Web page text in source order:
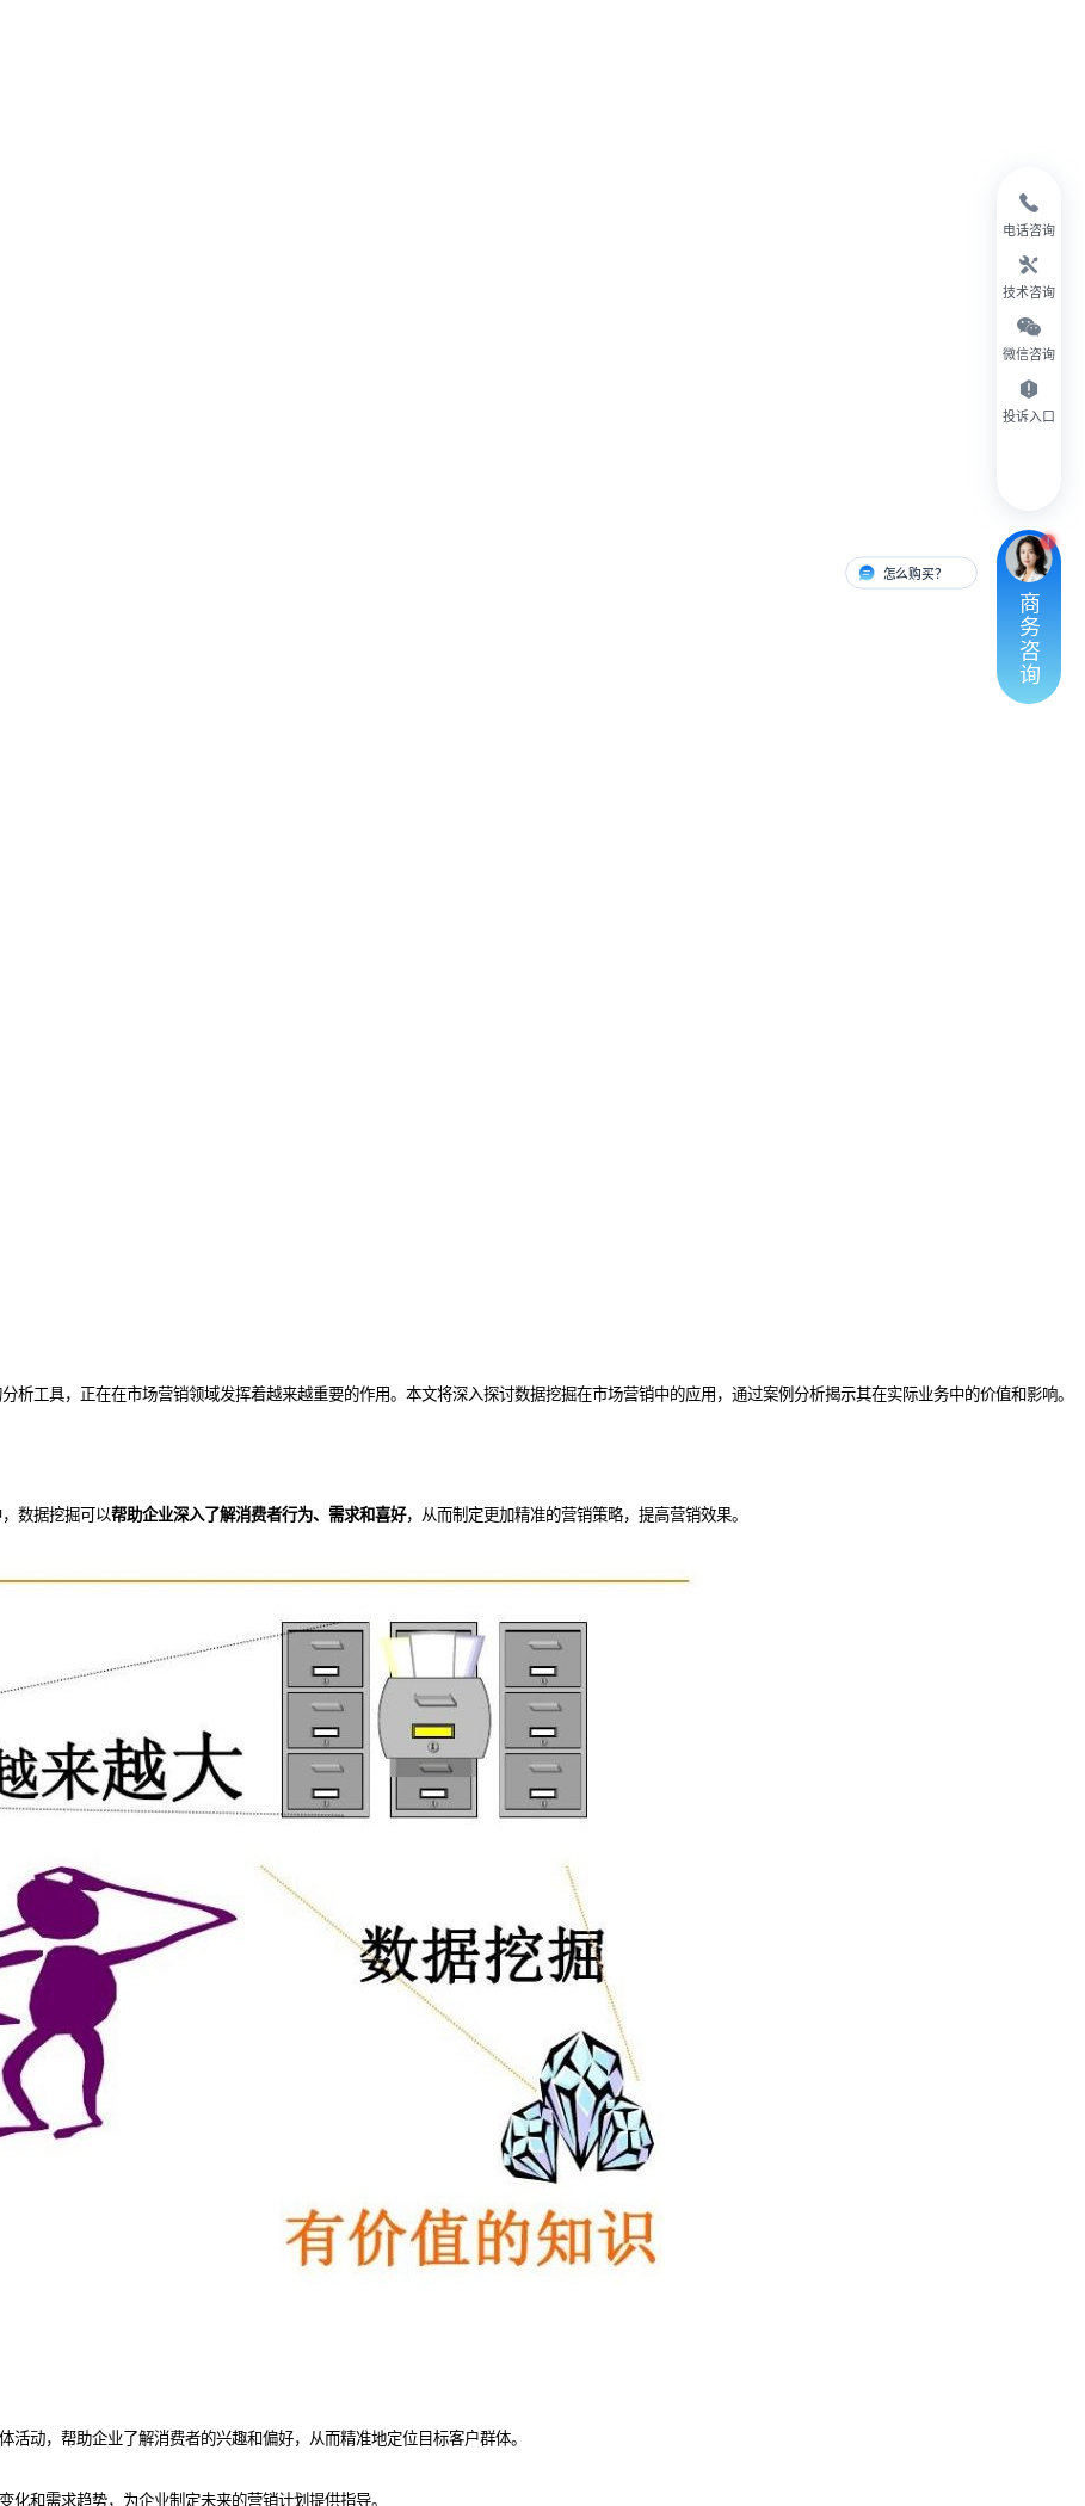
工具，正在在市场营销领域发挥着越来越重要的作用。本文将深入探讨数据挖掘在市场营销中的应用，通过案例分析揭示其在实际业务中的价值和影响。
数据挖掘可以帮助企业深入了解消费者行为、需求和喜好，从而制定更加精准的营销策略，提高营销效果。
动，帮助企业了解消费者的兴趣和偏好，从而精准地定位目标客户群体。
和需求趋势，为企业制定未来的营销计划提供指导。
电话咨询
技术咨询
微信咨询
投诉入口
怎么购买？ 有人对接
商
务
咨
询